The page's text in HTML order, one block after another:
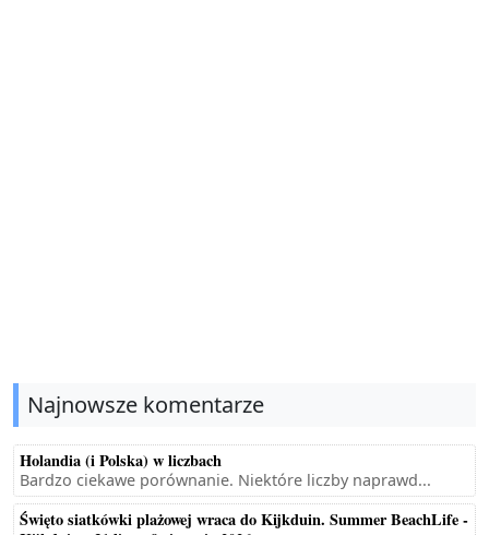
Najnowsze komentarze
Holandia (i Polska) w liczbach
Bardzo ciekawe porównanie. Niektóre liczby naprawd...
Święto siatkówki plażowej wraca do Kijkduin. Summer BeachLife -